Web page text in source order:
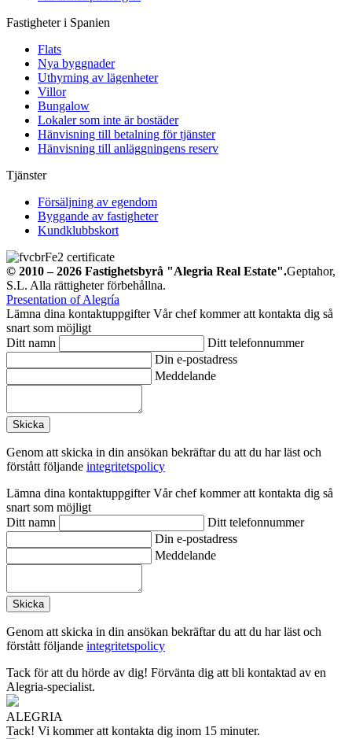
Fastigheter i Spanien
Flats
Nya byggnader
Uthyrning av lägenheter
Villor
Bungalow
Lokaler som inte är bostäder
Hänvisning till betalning för tjänster
Hänvisning till anläggningens reserv
Tjänster
Försäljning av egendom
Byggande av fastigheter
Kundklubbskort
© 2010 – 2026 Fastighetsbyrå "Alegria Real Estate".Geptahor,
S.L. Alla rättigheter förbehållna.
Presentation of Alegría
Lämna dina kontaktuppgifter Vår chef kommer att kontakta dig så
snart som möjligt
Ditt namn
Ditt telefonnummer
Din e-postadress
Meddelande
Genom att skicka in din ansökan bekräftar du att du har läst och
förstått följande integritetspolicy
Lämna dina kontaktuppgifter Vår chef kommer att kontakta dig så
snart som möjligt
Ditt namn
Ditt telefonnummer
Din e-postadress
Meddelande
Genom att skicka in din ansökan bekräftar du att du har läst och
förstått följande integritetspolicy
Tack för att du hörde av dig! Förvänta dig att bli kontaktad av en
Alegria-specialist.
ALEGRIA
Tack! Vi kommer att kontakta dig inom 15 minuter.